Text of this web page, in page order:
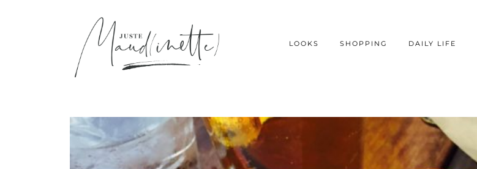
LOOKS SHOPPING DAILY LIFE